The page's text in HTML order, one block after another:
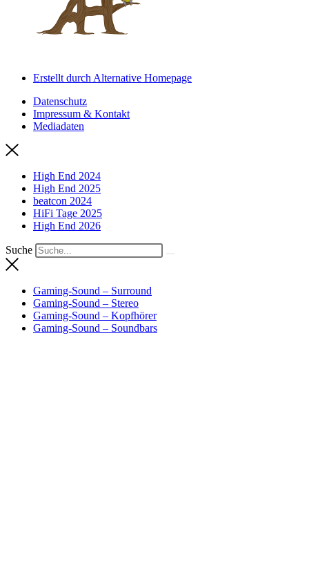
Erstellt durch Alternative Homepage
Datenschutz
Impressum & Kontakt
Mediadaten
High End 2024
High End 2025
beatcon 2024
HiFi Tage 2025
High End 2026
Suche
Gaming-Sound – Surround
Gaming-Sound – Stereo
Gaming-Sound – Kopfhörer
Gaming-Sound – Soundbars